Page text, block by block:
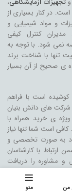
در کنار بسیاری از
و مواد شیمیایی و
مدیران کنترل کیفی
نمی شود. با توجه به
تنها با شناخت برند
ی صحیح از آن بسیار
کوشیده است با فراهم
شرکت های دانش بنیان
ی خرید همراه با
است شما تنها نیاز
به صورت تخصصی و
ارتباط با کارشناسان
و مشاوره را دریافت
من منو